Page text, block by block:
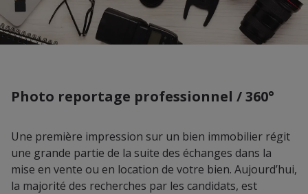
Photo reportage professionnel / 360°
Une première impression sur un bien immobilier régit
une grande partie de la suite des échanges dans la
mise en vente ou en location de votre bien. Aujourd’hui,
la majorité des recherches par les candidats, est